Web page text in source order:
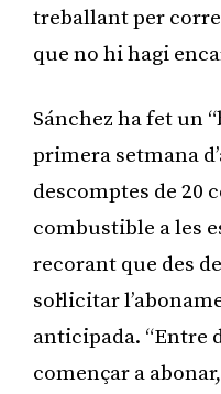
treballant per
que no hi hagi
Sánchez ha fet un
primera setmana
descomptes de 20
combustible a les
recorant que des
sol·licitar
anticipada. “Entre
començar a